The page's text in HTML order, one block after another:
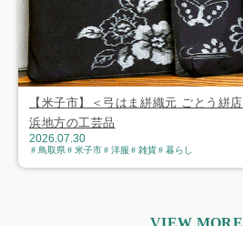
【米子市】＜弓はま絣織元 ごとう絣
浜地方の工芸品
2026.07.30
鳥取県 米子市 洋服 雑貨 暮らし